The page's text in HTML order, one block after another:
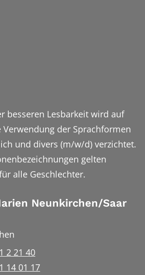
besseren Lesbarkeit wird auf
Verwendung der Sprachformen
und divers (m/w/d) verzichtet.
gelten
alle Geschlechter.
Neunkirchen/Saar
2 21 40
14 01 17